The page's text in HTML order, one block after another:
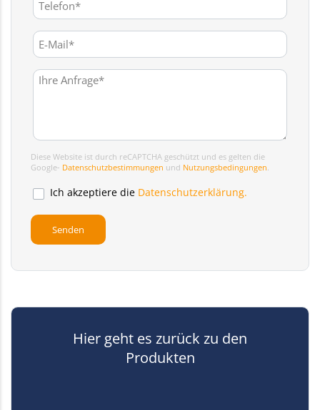
Diese Website ist durch reCAPTCHA geschützt und es gelten die
Google- Datenschutzbestimmungen und Nutzungsbedingungen.
Ich akzeptiere die Datenschutzerklärung.
Hier geht es zurück zu den
Produkten